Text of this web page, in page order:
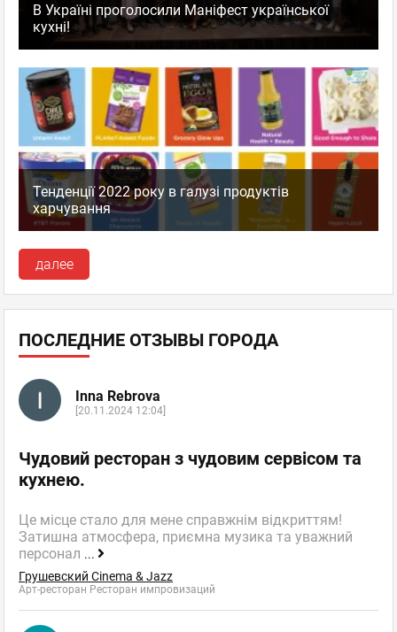
В Україні проголосили Маніфест української
кухні!
Тенденції 2022 року в галузі продуктів
харчування
далее
ПОСЛЕДНИЕ ОТЗЫВЫ ГОРОДА
Inna Rebrova
[20.11.2024 12:04]
Чудовий ресторан з чудовим сервісом та
кухнею.
Це місце стало для мене справжнім відкриттям!
Затишна атмосфера, приємна музика та уважний
персонал ...
Грушевский Cinema & Jazz
Арт-ресторан Ресторан импровизаций